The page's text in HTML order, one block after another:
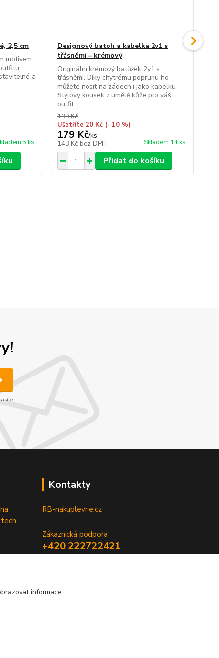
2,5 cm
motivem
a
5 ks
Designový batoh a kabelka 2v1 s
třásněmi – krémový
Originální krémový batůžek 2v1 s
třásněmi. Díky chytrému popruhu ho
můžete nosit na zádech i jako kabelku.
Stylový kousek z umělé kůže pro váš
outfit.
199 Kč
Ušetříte 20 Kč (- 10 %)
179 Kč/ks
148 Kč bez DPH Skladem 14 ks
Přidat do košíku
Kontakty
RB-nakuplevne.cz
Zákaznická podpora
+420 222722421
informace